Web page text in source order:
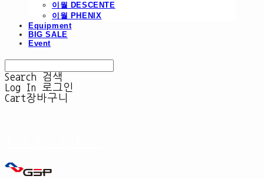
이월 DESCENTE
이월 PHENIX
Equipment
BIG SALE
Event
Search
검색
Log In
로그인
Cart장바구니